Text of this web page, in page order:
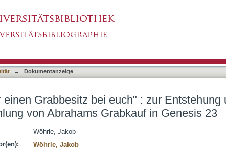
: zur Entstehung und Intention der
→ Dokumentanzeige
einen Grabbesitz bei euch" : zur Entstehung
von Abrahams Grabkauf in Genesis 23
Wöhrle, Jakob
Wöhrle, Jakob